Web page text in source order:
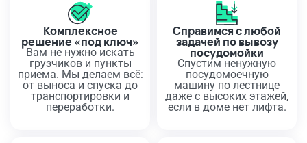
Комплексное
решение «под ключ»
Вам не нужно искать
грузчиков и пункты
приема. Мы делаем всё:
от выноса и спуска до
транспортировки и
переработки.
Справимся с любой
задачей по вывозу
посудомойки
Спустим ненужную
посудомоечную
машину по лестнице
даже с высоких этажей,
если в доме нет лифта.